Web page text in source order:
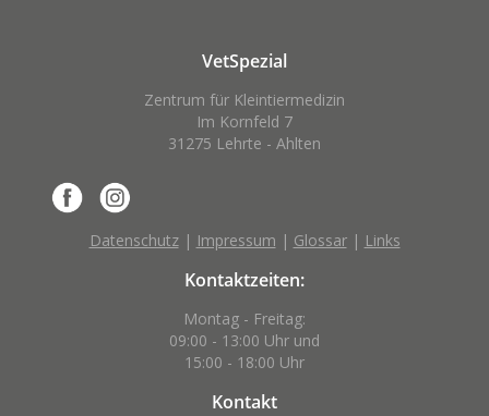
VetSpezial
Zentrum für Kleintiermedizin
Im Kornfeld 7
31275 Lehrte - Ahlten
Datenschutz| Impressum | Glossar| Links
Kontaktzeiten:
Montag - Freitag:
09:00 - 13:00 Uhr und
15:00 - 18:00 Uhr
Kontakt